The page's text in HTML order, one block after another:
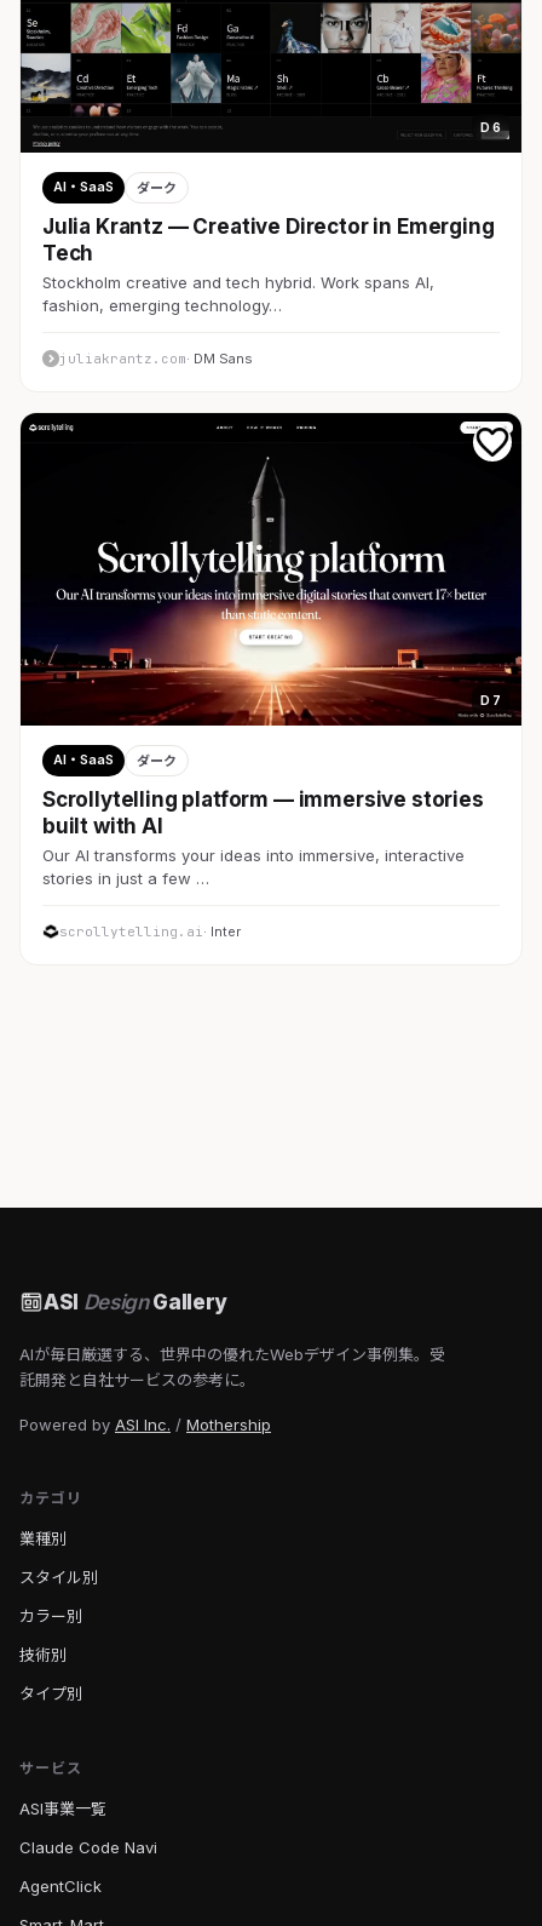
D 6
AI・SaaS ダーク
Julia Krantz — Creative Director in Emerging
Tech
Stockholm creative and tech hybrid. Work spans AI,
fashion, emerging technology…
juliakrantz.com· DM Sans
D 7
AI・SaaS ダーク
Scrollytelling platform — immersive stories
built with AI
Our AI transforms your ideas into immersive, interactive
stories in just a few …
scrollytelling.ai· Inter
ASI DesignGallery
AIが毎日厳選する、世界中の優れたWebデザイン事例集。受
託開発と自社サービスの参考に。
Powered by ASI Inc. / Mothership
カテゴリ
業種別
スタイル別
カラー別
技術別
タイプ別
サービス
ASI事業一覧
Claude Code Navi
AgentClick